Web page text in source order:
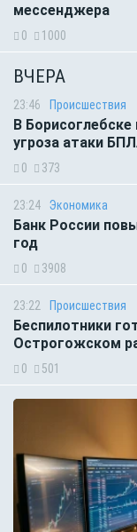
мессенджера
0 1000
ВЧЕРА
23:46 Происшествия
В
угроза атаки
0 373
23:24 Экономика
Банк России
год
0 3908
23:22 Происшествия
Беспилотники
Острогожском
0 501